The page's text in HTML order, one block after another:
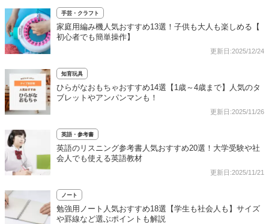
手芸・クラフト
家庭用編み機人気おすすめ13選！子供も大人も楽しめる【
初心者でも簡単操作】
更新日:2025/12/24
知育玩具
ひらがなおもちゃおすすめ14選【1歳～4歳まで】人気のタ
ブレットやアンパンマンも！
更新日:2025/11/26
英語・参考書
英語のリスニング参考書人気おすすめ20選！大学受験や社
会人でも使える英語教材
更新日:2025/11/21
ノート
勉強用ノート人気おすすめ18選【学生も社会人も】サイズ
や罫線など選ぶポイントも解説